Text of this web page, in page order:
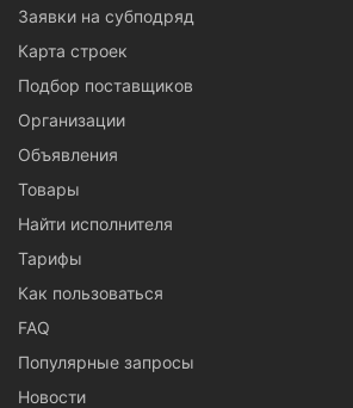
Заявки на субподряд
Карта строек
Подбор поставщиков
Организации
Объявления
Товары
Найти исполнителя
Тарифы
Как пользоваться
FAQ
Популярные запросы
Новости